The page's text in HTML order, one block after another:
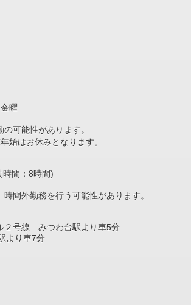
曜
可能性があります。
始はお休みとなります。
間：8時間)
間外勤務を行う可能性があります。
２号線 みつわ台駅より車5分
より車7分